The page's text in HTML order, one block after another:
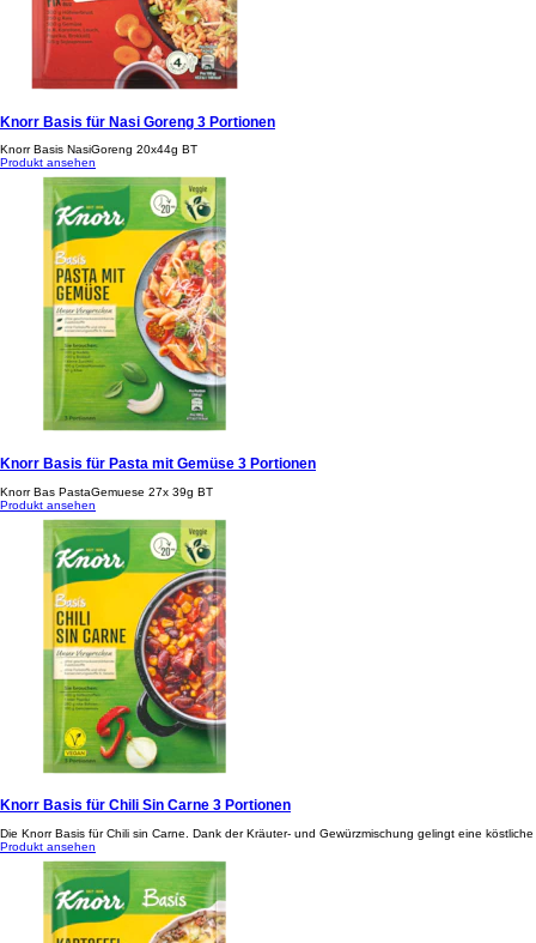
Knorr Basis für Nasi Goreng 3 Portionen
Knorr Basis NasiGoreng 20x44g BT
Produkt ansehen
Knorr Basis für Pasta mit Gemüse 3 Portionen
Knorr Bas PastaGemuese 27x 39g BT
Produkt ansehen
Knorr Basis für Chili Sin Carne 3 Portionen
Die Knorr Basis für Chili sin Carne. Dank der Kräuter- und Gewürzmischung gelingt eine
Produkt ansehen